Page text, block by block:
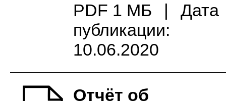
PDF 1 МБ
|
Дата
публикации:
10.06.2020
Отчёт об